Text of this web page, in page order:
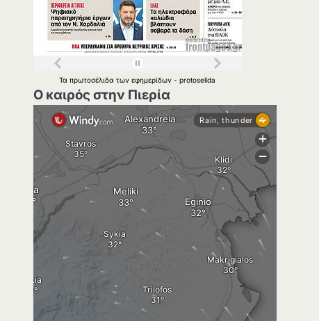
Ταπρωτοσέλιδατωνεφημερίδων-protoselida
Ο καιρός στην Πιερία